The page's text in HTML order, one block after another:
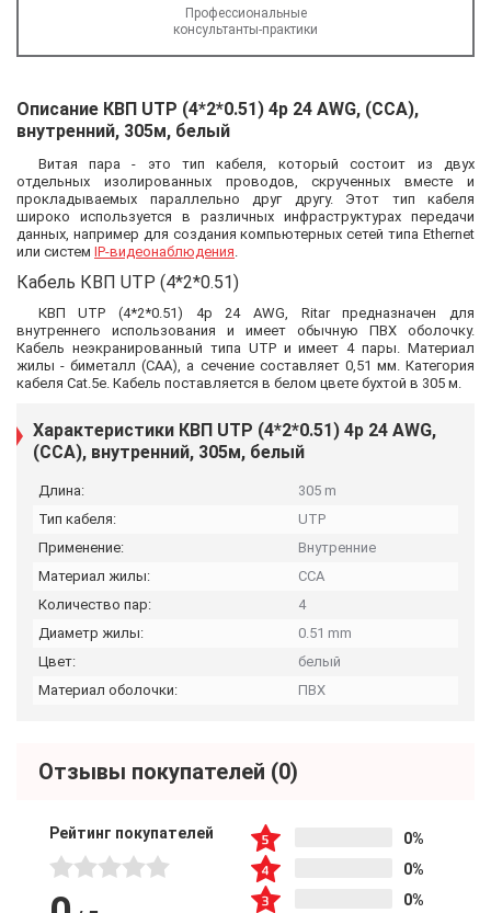
Профессиональные
консультанты-практики
Описание КВП UTP (4*2*0.51) 4p 24 AWG, (CCA),
внутренний, 305м, белый
Витая пара - это тип кабеля, который состоит из двух
отдельных изолированных проводов, скрученных вместе и
прокладываемых параллельно друг другу. Этот тип кабеля
широко используется в различных инфраструктурах передачи
данных, например для создания компьютерных сетей типа Ethernet
или систем IP-видеонаблюдения.
Кабель КВП UTP (4*2*0.51)
КВП UTP (4*2*0.51) 4p 24 AWG, Ritar предназначен для
внутреннего использования и имеет обычную ПВХ оболочку.
Кабель неэкранированный типа UTP и имеет 4 пары. Материал
жилы - биметалл (CAA), а сечение составляет 0,51 мм. Категория
кабеля Cat.5e. Кабель поставляется в белом цвете бухтой в 305 м.
Характеристики КВП UTP (4*2*0.51) 4p 24 AWG,
(CCA), внутренний, 305м, белый
Длина:
305 m
Тип кабеля:
UTP
Применение:
Внутренние
Материал жилы:
CCA
Количество пар:
4
Диаметр жилы:
0.51 mm
Цвет:
белый
Материал оболочки:
ПВХ
Отзывы покупателей (0)
Рейтинг покупателей
0%
0%
0%